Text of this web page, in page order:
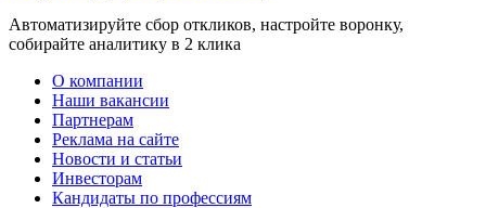
Автоматизируйте сбор откликов, настройте воронку,
собирайте аналитику в 2 клика
О компании
Наши вакансии
Партнерам
Реклама на сайте
Новости и статьи
Инвесторам
Кандидаты по профессиям